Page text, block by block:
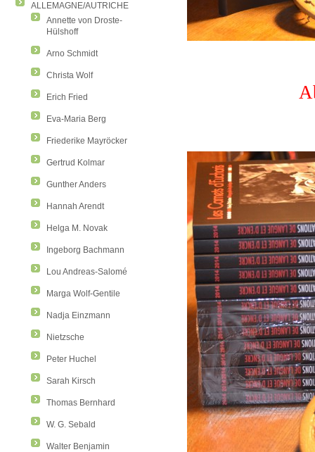
ALLEMAGNE/AUTRICHE
Annette von Droste-
Hülshoff
Arno Schmidt
Christa Wolf
Erich Fried
Eva-Maria Berg
Friederike Mayröcker
Gertrud Kolmar
Gunther Anders
Hannah Arendt
Helga M. Novak
Ingeborg Bachmann
Lou Andreas-Salomé
Marga Wolf-Gentile
Nadja Einzmann
Nietzsche
Peter Huchel
Sarah Kirsch
Thomas Bernhard
W. G. Sebald
Walter Benjamin